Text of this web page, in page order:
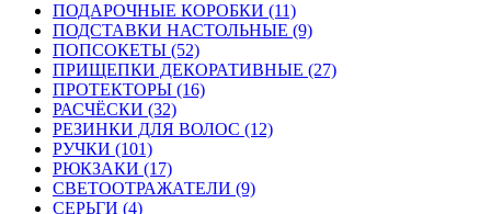
ПОДАРОЧНЫЕ КОРОБКИ (11)
ПОДСТАВКИ НАСТОЛЬНЫЕ (9)
ПОПСОКЕТЫ (52)
ПРИЩЕПКИ ДЕКОРАТИВНЫЕ (27)
ПРОТЕКТОРЫ (16)
РАСЧЁСКИ (32)
РЕЗИНКИ ДЛЯ ВОЛОС (12)
РУЧКИ (101)
РЮКЗАКИ (17)
СВЕТООТРАЖАТЕЛИ (9)
СЕРЬГИ (4)